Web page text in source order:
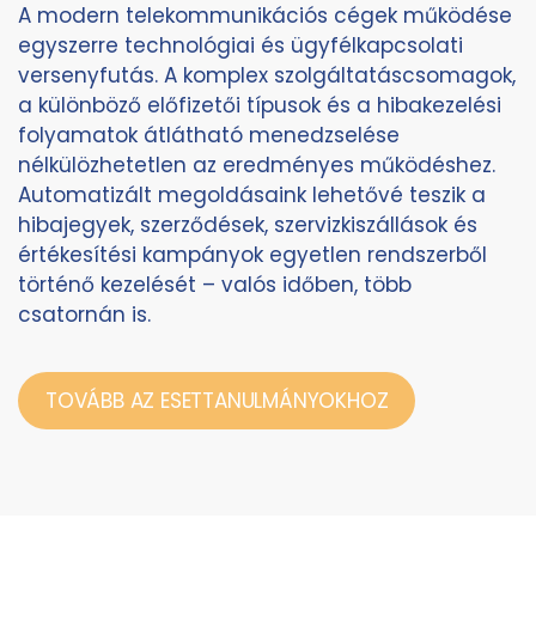
A modern telekommunikációs cégek működése
egyszerre technológiai és ügyfélkapcsolati
versenyfutás. A komplex szolgáltatáscsomagok,
a különböző előfizetői típusok és a hibakezelési
folyamatok átlátható menedzselése
nélkülözhetetlen az eredményes működéshez.
Automatizált megoldásaink lehetővé teszik a
hibajegyek, szerződések, szervizkiszállások és
értékesítési kampányok egyetlen rendszerből
történő kezelését – valós időben, több
csatornán is.
TOVÁBB AZ ESETTANULMÁNYOKHOZ